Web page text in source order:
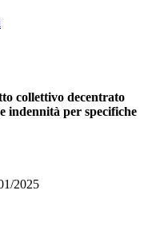
collettivo decentrato
indennità per specifiche
2025